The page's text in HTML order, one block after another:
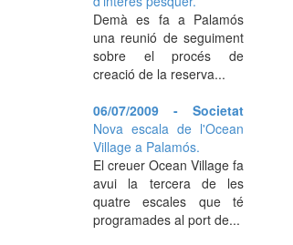
Demà es fa a Palamós
una reunió de seguiment
sobre el procés de
creació de la reserva...
06/07/2009 - Societat
Nova escala de l'Ocean
Village a Palamós.
El creuer Ocean Village fa
avui la tercera de les
quatre escales que té
programades al port de...